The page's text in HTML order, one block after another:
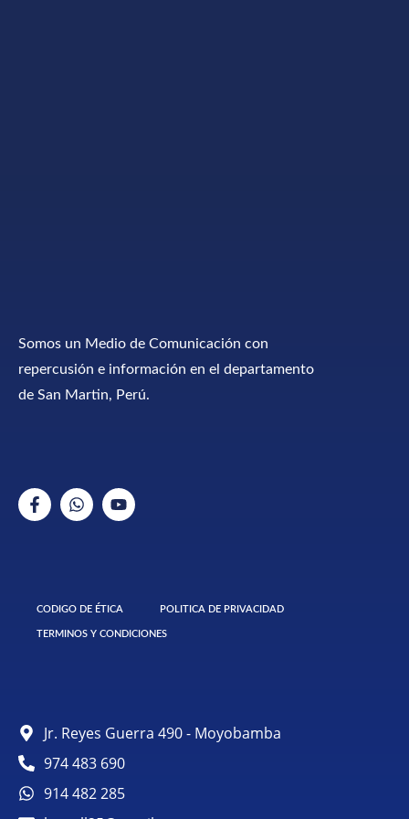
Somos un Medio de Comunicación con
repercusión e información en el departamento
de San Martin, Perú.
CODIGO DE ÉTICA POLITICA DE PRIVACIDAD
TERMINOS Y CONDICIONES
Jr. Reyes Guerra 490 - Moyobamba
974 483 690
914 482 285